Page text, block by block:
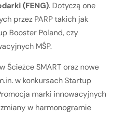
(FENG). Dotyczą one
przez PARP takich jak
Booster Poland, czy
MŚP.
Ścieżce SMART oraz nowe
w konkursach Startup
marki innowacyjnych
w harmonogramie